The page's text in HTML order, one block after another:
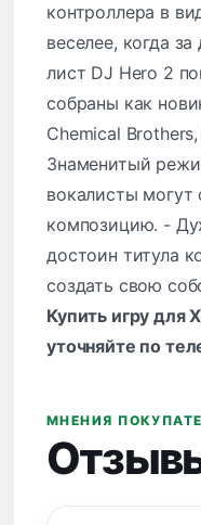
контроллера в
веселее, когда
лист DJ Hero 2
собраны как
Chemical
Знаменитый
вокалисты могут
композицию. -
достоин титула
создать свою
Купить игру для
уточняйте по
МНЕНИЯ